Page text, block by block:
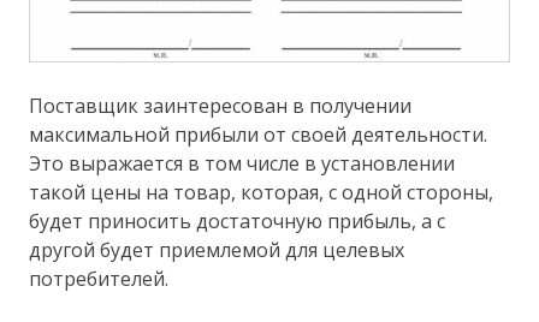
Поставщик заинтересован в получении
максимальной прибыли от своей деятельности.
Это выражается в том числе в установлении
такой цены на товар, которая, с одной стороны,
будет приносить достаточную прибыль, а с
другой будет приемлемой для целевых
потребителей.